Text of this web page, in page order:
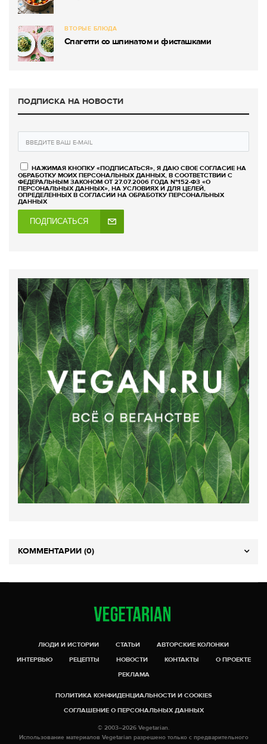
ВТОРЫЕ БЛЮДА
Спагетти со шпинатом и фисташками
ПОДПИСКА НА НОВОСТИ
НАЖИМАЯ КНОПКУ «ПОДПИСАТЬСЯ», Я ДАЮ СВОЕ СОГЛАСИЕ НА
ОБРАБОТКУ МОИХ ПЕРСОНАЛЬНЫХ ДАННЫХ, В СООТВЕТСТВИИ С
ФЕДЕРАЛЬНЫМ ЗАКОНОМ ОТ 27.07.2006 ГОДА №152-ФЗ «О
ПЕРСОНАЛЬНЫХ ДАННЫХ», НА УСЛОВИЯХ И ДЛЯ ЦЕЛЕЙ,
ОПРЕДЕЛЕННЫХ В СОГЛАСИИ НА ОБРАБОТКУ ПЕРСОНАЛЬНЫХ
ДАННЫХ
ПОДПИСАТЬСЯ
КОММЕНТАРИИ (0)
ЛЮДИ И ИСТОРИИ СТАТЬИ
АВТОРСКИЕ КОЛОНКИ
ИНТЕРВЬЮ
РЕЦЕПТЫ НОВОСТИ КОНТАКТЫ
О ПРОЕКТЕ
РЕКЛАМА
ПОЛИТИКА КОНФИДЕНЦИАЛЬНОСТИ И COOKIES
СОГЛАШЕНИЕ О ПЕРСОНАЛЬНЫХ ДАННЫХ
© 2003–2026 Vegetarian.
Использование материалов Vegetarian разрешено только с предварительного